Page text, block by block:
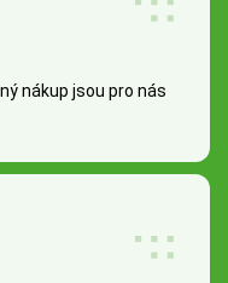
nákup jsou pro nás